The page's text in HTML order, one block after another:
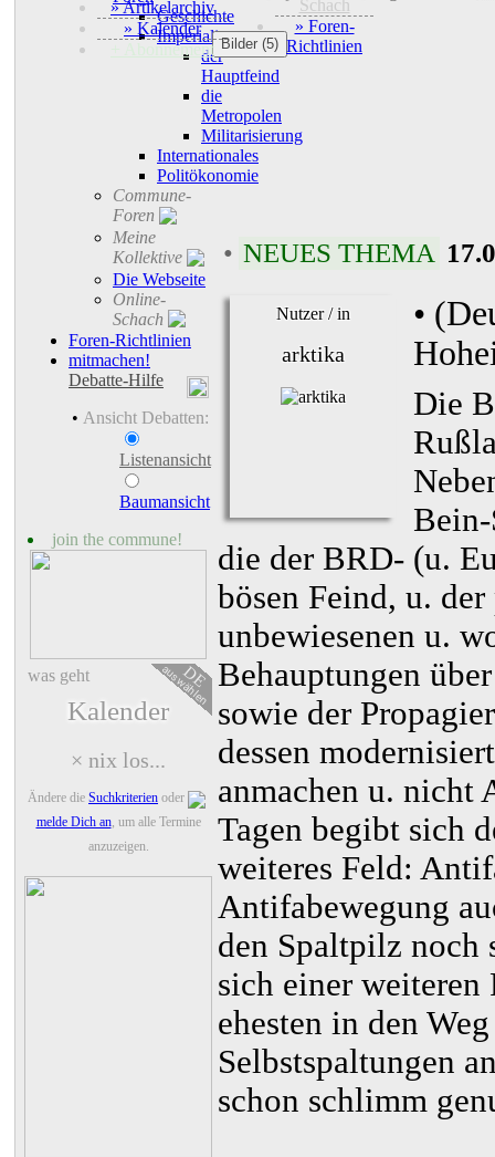
» Artikelarchiv
» Kalender
+ Abonnement
Schach
» Foren-
Richtlinien
Geschichte
Imperialismus
der
Hauptfeind
die
Metropolen
Militarisierung
Internationales
Politökonomie
Commune-
Foren
Meine
Kollektive
Die Webseite
Online-
Schach
Foren-Richtlinien
mitmachen!
Debatte-Hilfe
• Ansicht Debatten:
Listenansicht
Baumansicht
join the commune!
DE
auswählen
was geht
Kalender
× nix los...
Ändere die Suchkriterien oder
melde Dich an, um alle Termine
anzuzeigen.
Bilder (5)
• NEUES THEMA
Nutzer / in
arktika
•
Die
die der BRD- (u.
bösen Feind, u.
unbewiesenen u.
Behauptungen
sowie der
dessen
anmachen u. nicht
Tagen begibt sich
weiteres Feld:
Antifabewegung
den Spaltpilz noch
sich einer weiteren
ehesten in den
Selbstspaltungen
schon schlimm